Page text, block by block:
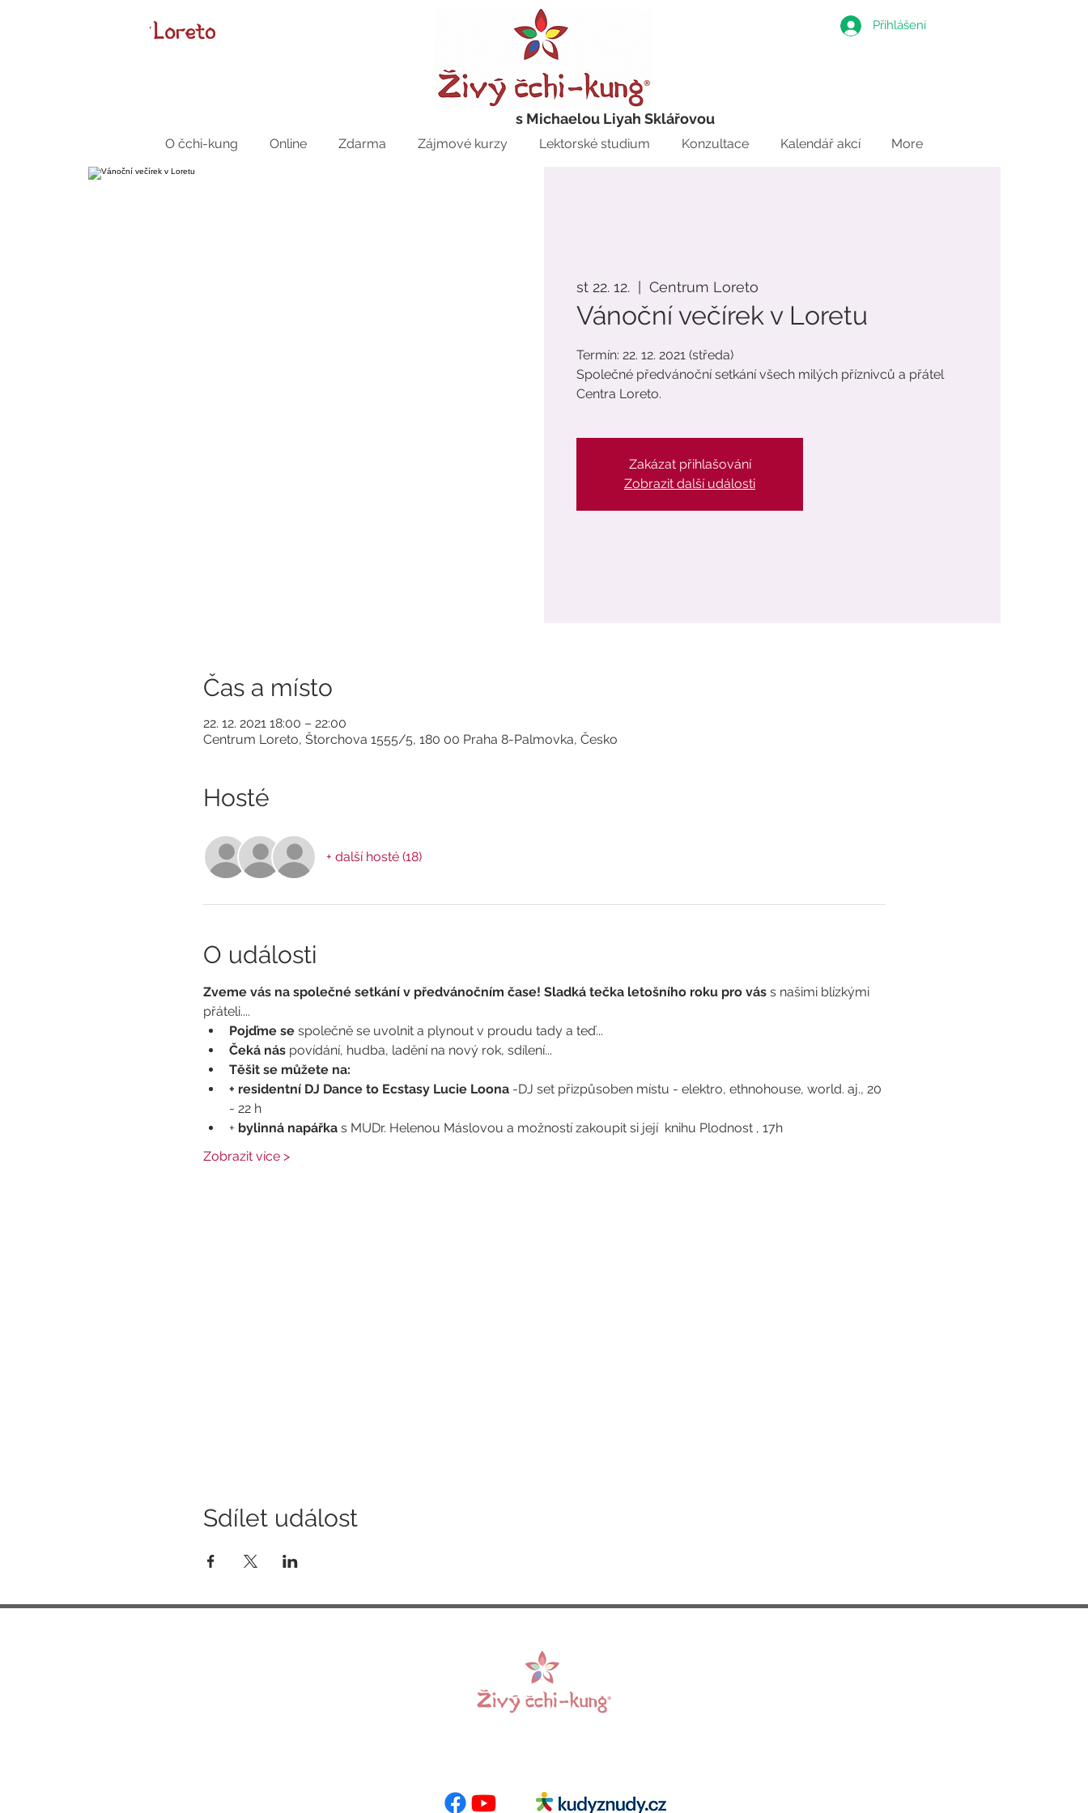
Přihlášení
s Michaelou Liyah Sklářovou
O čchi-kung Online Zdarma Zájmové kurzy Lektorské studium Konzultace Kalendář akcí More
st 22. 12. Centrum Loreto
Vánoční večírek v Loretu
Termín: 22. 12. 2021 (středa)
Společné předvánoční setkání všech milých příznivců a přátel
Centra Loreto.
Zakázat přihlašování
Zobrazit další události
Čas a místo
22. 12. 2021 18:00 – 22:00
Centrum Loreto, Štorchova 1555/5, 180 00 Praha 8-Palmovka, Česko
Hosté
+ další hosté (18)
O události
Zveme vás na společné setkání v předvánočním čase! Sladká tečka letošního roku pro vás s našimi blízkými
přáteli....
Pojďme se společně se uvolnit a plynout v proudu tady a teď...
Čeká nás povídání, hudba, ladění na nový rok, sdílení...
Těšit se můžete na:
+ residentní DJ Dance to Ecstasy Lucie Loona -DJ set přizpůsoben místu - elektro, ethnohouse, world. aj., 20
- 22 h
+ bylinná napářka s MUDr. Helenou Máslovou a možností zakoupit si její  knihu Plodnost , 17h
Zobrazit více >
Sdílet událost